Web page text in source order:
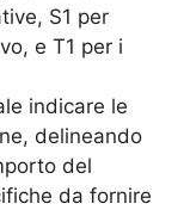
S1 per
e T1 per i
indicare le
delineando
del
da fornire